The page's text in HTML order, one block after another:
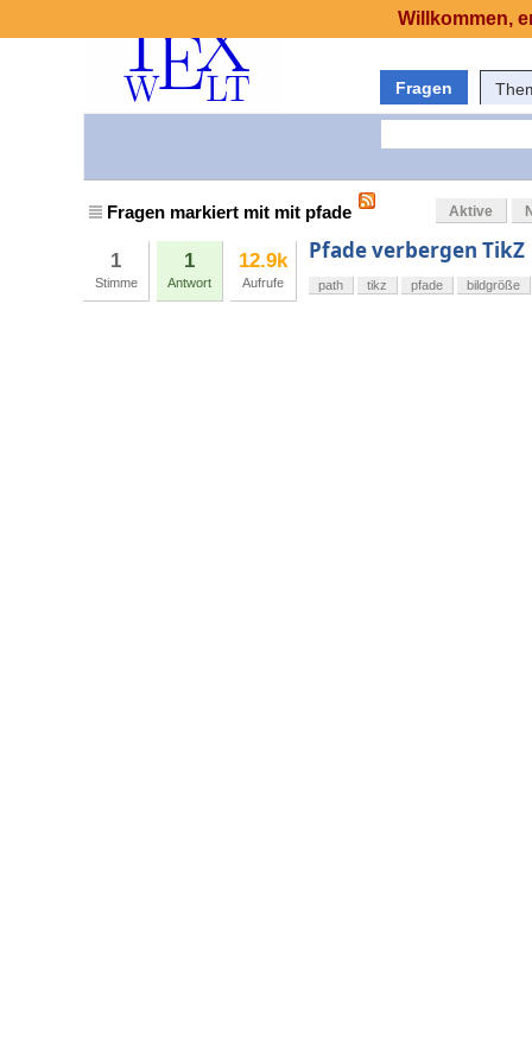
Fragen
Fragen markiert mit mit pfade Aktive
1
Stimme
1
Antwort
12.9k
Aufrufe
Pfade verbergen TikZ
path tikz pfade bildgröße
Willkommen,